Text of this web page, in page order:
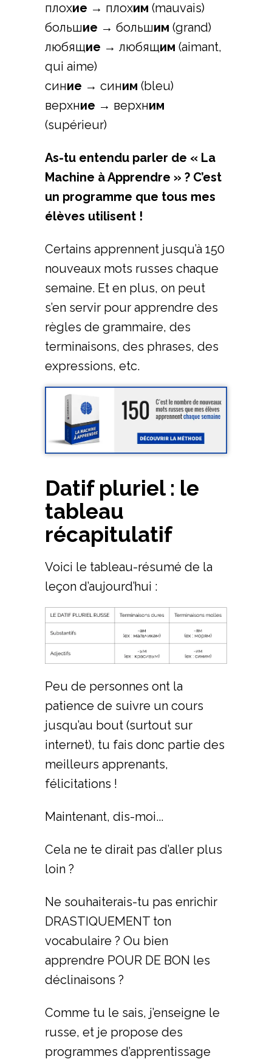
плохие → плохим (mauvais)
большие → большим (grand)
любящие → любящим (aimant,
qui aime)
синие → синим (bleu)
верхние → верхним
(supérieur)
As-tu entendu parler de « La
Machine à Apprendre » ? C’est
un programme que tous mes
élèves utilisent !
Certains apprennent jusqu’à 150
nouveaux mots russes chaque
semaine. Et en plus, on peut
s’en servir pour apprendre des
règles de grammaire, des
terminaisons, des phrases, des
expressions, etc.
Datif pluriel : le
tableau
récapitulatif
Voici le tableau-résumé de la
leçon d’aujourd’hui :
Peu de personnes ont la
patience de suivre un cours
jusqu’au bout (surtout sur
internet), tu fais donc partie des
meilleurs apprenants,
félicitations !
Maintenant, dis-moi...
Cela ne te dirait pas d’aller plus
loin ?
Ne souhaiterais-tu pas enrichir
DRASTIQUEMENT ton
vocabulaire ? Ou bien
apprendre POUR DE BON les
déclinaisons ?
Comme tu le sais, j’enseigne le
russe, et je propose des
programmes d’apprentissage